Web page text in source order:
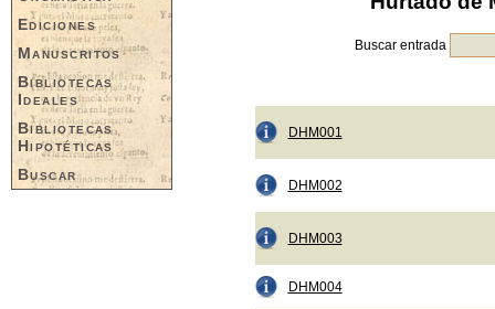
Ediciones
Manuscritos
Bibliotecas
Ideales
Bibliotecas
Hipotéticas
Buscar
Buscar entrada
DHM001
DHM002
DHM003
DHM004